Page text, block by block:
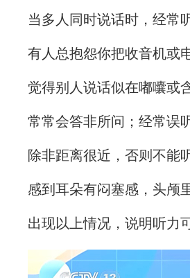
当多人同时说话时，经常
有人总抱怨你把收音机或
觉得别人说话似在嘟囔或含
常常会答非所问；经常误
除非距离很近，否则不能
感到耳朵有闷塞感，头颅里
出现以上情况，说明听力可